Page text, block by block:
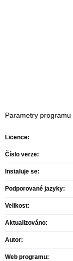
Parametry programu
Licence:
Číslo verze:
Instaluje se:
Podporované jazyky:
Velikost:
Aktualizováno:
Autor:
Web programu: